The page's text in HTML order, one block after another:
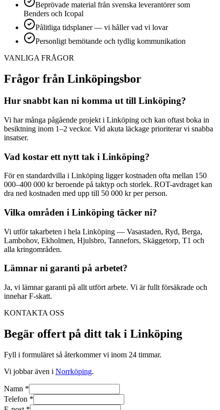
Beprövade material från svenska leverantörer som
Benders och Icopal
Pålitliga tidsplaner — vi håller vad vi lovar
Personligt bemötande och tydlig kommunikation
VANLIGA FRÅGOR
Frågor från Linköpingsbor
Hur snabbt kan ni komma ut till Linköping?
Vi har många pågående projekt i Linköping och kan oftast boka in
besiktning inom 1–2 veckor. Vid akuta läckage prioriterar vi snabba
insatser.
Vad kostar ett nytt tak i Linköping?
För en standardvilla i Linköping ligger kostnaden ofta mellan 150
000–400 000 kr beroende på taktyp och storlek. ROT-avdraget kan
dra ned kostnaden med upp till 50 000 kr per person.
Vilka områden i Linköping täcker ni?
Vi utför takarbeten i hela Linköping — Vasastaden, Ryd, Berga,
Lambohov, Ekholmen, Hjulsbro, Tannefors, Skäggetorp, T1 och
alla kringområden.
Lämnar ni garanti på arbetet?
Ja, vi lämnar garanti på allt utfört arbete. Vi är fullt försäkrade och
innehar F-skatt.
KONTAKTA OSS
Begär offert på ditt tak i Linköping
Fyll i formuläret så återkommer vi inom 24 timmar.
Vi jobbar även i Norrköping.
Namn *
Telefon *